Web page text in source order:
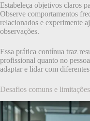
Estabeleça objetivos claros
Observe comportamentos
relacionados e experimente
observações.
Essa prática contínua traz
profissional quanto no
adaptar e lidar com
Desafios comuns e